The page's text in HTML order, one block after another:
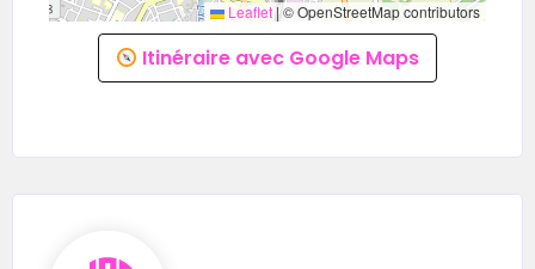
Leaflet |© OpenStreetMap contributors
Itinéraire avec Google Maps